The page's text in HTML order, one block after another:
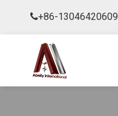
+86-13046420609